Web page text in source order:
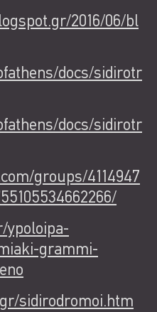
2016/06/bl
docs/sidirotr
docs/sidirotr
groups/4114947
ypoloipa-
grammi-
sidirodromoi.htm